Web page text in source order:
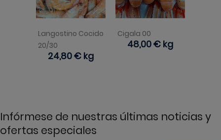
Langostino Cocido
20/30
Precio
24,80 € kg
Cigala 00
Precio
48,00 € kg
Infórmese de nuestras últimas noticias y
ofertas especiales